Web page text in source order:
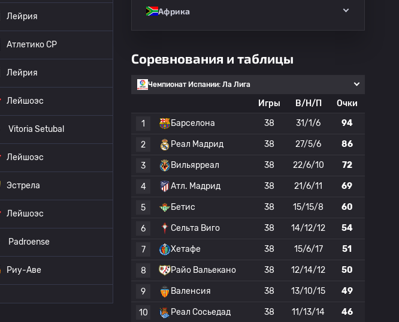
Лейрия
Атлетико CP
Лейрия
Лейшоэс
Vitoria Setubal
Лейшоэс
Эстрела
Лейшоэс
Padroense
Риу-Аве
Африка
Соревнования и таблицы
Чемпионат Испании: Ла Лига
Игры В/Н/П
Очки
1
Барселона 38 31/1/6 94
2 Реал Мадрид 38 27/5/6 86
3 Вильярреал 38 22/6/10 72
4 Атл. Мадрид 38 21/6/11 69
5 Бетис 38 15/15/8 60
6 Сельта Виго 38 14/12/12 54
7 Хетафе 38 15/6/17 51
8 Райо Вальекано 38 12/14/12 50
9 Валенсия 38 13/10/15 49
10 Реал Сосьедад 38 11/13/14 46